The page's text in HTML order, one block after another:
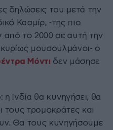
δηλώσεις του μετά την
Κασμίρ, -της πιο
από το 2000 σε αυτή την
κυρίως μουσουλμάνοι- ο
Μόντι δεν μάσησε
Ινδία θα κυνηγήσει, θα
τους τρομοκράτες και
Θα τους κυνηγήσουμε